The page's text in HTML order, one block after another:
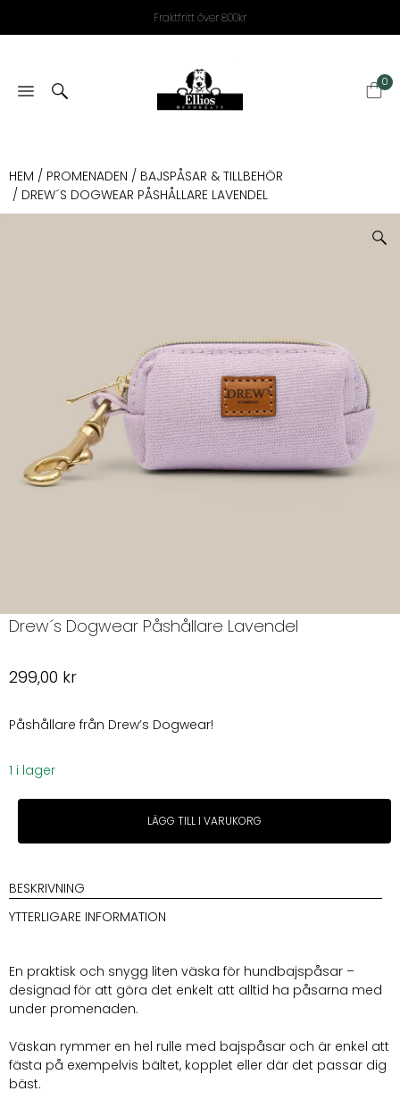
Fraktfritt över 800kr
0
HEM / PROMENADEN / BAJSPÅSAR & TILLBEHÖR
/ DREW´S DOGWEAR PÅSHÅLLARE LAVENDEL
Drew´s Dogwear Påshållare Lavendel
299,00 kr
Påshållare från Drew’s Dogwear!
1 i lager
Drew
Dogwear
Lavendel
mängd
LÄGG TILL I VARUKORG
BESKRIVNING
YTTERLIGARE INFORMATION
En praktisk och snygg liten väska för hundbajspåsar –
designad för att göra det enkelt att alltid ha påsarna med
under promenaden.
Väskan rymmer en hel rulle med bajspåsar och är enkel att
fästa på exempelvis bältet, kopplet eller där det passar dig
bäst.